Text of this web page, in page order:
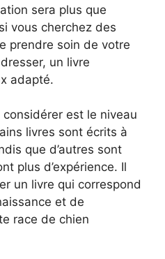
sera plus que
vous cherchez des
prendre soin de votre
un livre
adapté.
est le niveau
livres sont écrits à
que d’autres sont
plus d’expérience. Il
un livre qui correspond
et de
race de chien